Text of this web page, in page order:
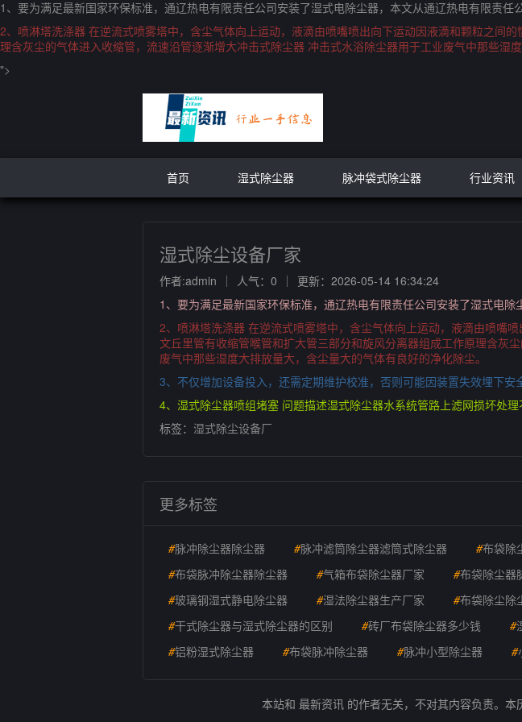
1、要为满足最新国家环保标准，通辽热电有限责任公司安装了湿式电除尘器，本文从通辽热电有限责任
2、喷淋塔洗涤器 在逆流式喷雾塔中，含尘气体向上运动，液滴由喷嘴喷出向下运动因液滴和颗粒之间
理含灰尘的气体进入收缩管，流速沿管逐渐增大冲击式除尘器 冲击式水浴除尘器用于工业废气中那些湿
">
首页 湿式除尘器 脉冲袋式除尘器 行业资讯
湿式除尘设备厂家
作者:admin 人气：0
更新：2026-05-14 16:34:24
1、要为满足最新国家环保标准，通辽热电有限责任公司安装了湿式电
2、喷淋塔洗涤器 在逆流式喷雾塔中，含尘气体向上运动，液滴由喷嘴
文丘里管有收缩管喉管和扩大管三部分和旋风分离器组成工作原理含灰
废气中那些湿度大排放量大，含尘量大的气体有良好的净化除尘。
3、不仅增加设备投入，还需定期维护校准，否则可能因装置失效埋下安
4、湿式除尘器喷组堵塞 问题描述湿式除尘器水系统管路上滤网损坏处
标签： 湿式除尘设备厂
更多标签
#脉冲除尘器除尘器 #脉冲滤筒除尘器滤筒式除尘器 #布袋除
#布袋脉冲除尘器除尘器 #气箱布袋除尘器厂家 #布袋除尘器
#玻璃钢湿式静电除尘器 #湿法除尘器生产厂家 #布袋除尘除
#干式除尘器与湿式除尘器的区别 #砖厂布袋除尘器多少钱 #
#铝粉湿式除尘器 #布袋脉冲除尘器 #脉冲小型除尘器 #
本站和 最新资讯 的作者无关，不对其内容负责。本